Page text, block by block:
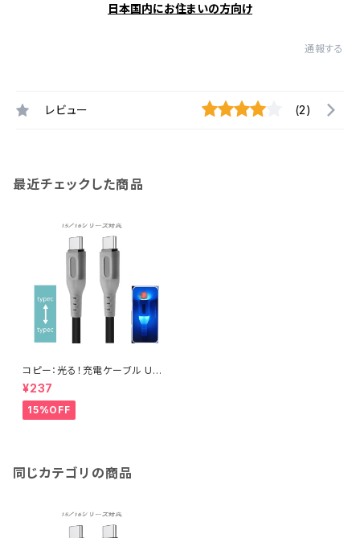
日本国内にお住まいの方向け
通報する
レビュー (2)
最近チェックした商品
コピー：光る！充電ケーブル US
B-C to USB-C充電ケーブル T
ype-C データ転送 充電 【15/1
6シリーズ対応】
¥237
15%OFF
同じカテゴリの商品